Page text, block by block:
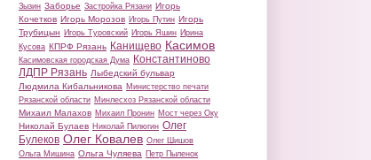
Зызин Заборье Застройка Рязани Игорь
Кочетков Игорь Морозов Игорь Путин Игорь
Трубицын Игорь Туровский Игорь Яшин Ирина
Кусова КПРФ Рязань Канищево Касимов
Касимовская городская Дума Константиново
ЛДПР Рязань Лыбедский бульвар
Людмила Кибальникова Министерство печати
Рязанской области Минлесхоз Рязанской области
Михаил Малахов Михаил Пронин Мост через Оку
Николай Булаев Николай Пилюгин Олег
Булеков Олег Ковалев Олег Шишов
Ольга Мишина Ольга Чуляева Петр Пыленок